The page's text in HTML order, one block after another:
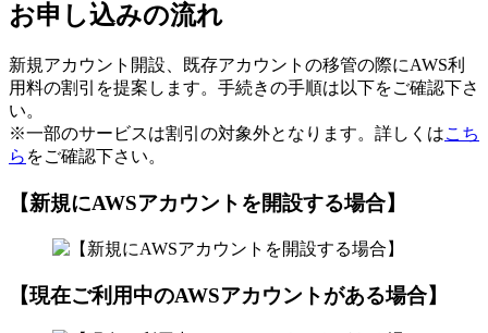
お申し込みの流れ
新規アカウント開設、既存アカウントの移管の際にAWS利
用料の割引を提案します。手続きの手順は以下をご確認下さ
い。
※一部のサービスは割引の対象外となります。詳しくはこち
ら をご確認下さい。
【新規にAWSアカウントを開設する場合】
【現在ご利用中のAWSアカウントがある場合】